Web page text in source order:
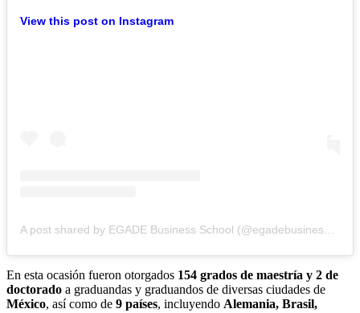
View this post on Instagram
En esta ocasión fueron otorgados 154 grados de maestría y 2 de
doctorado a graduandas y graduandos de diversas ciudades de
México, así como de 9 países, incluyendo Alemania, Brasil,